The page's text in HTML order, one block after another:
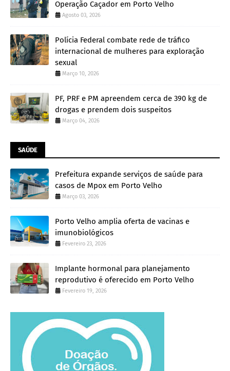
Operação Caçador em Porto Velho
Agosto 03, 2026
Polícia Federal combate rede de tráfico
internacional de mulheres para exploração
sexual
Março 10, 2026
PF, PRF e PM apreendem cerca de 390 kg de
drogas e prendem dois suspeitos
Março 04, 2026
SAÚDE
Prefeitura expande serviços de saúde para
casos de Mpox em Porto Velho
Março 03, 2026
Porto Velho amplia oferta de vacinas e
imunobiológicos
Fevereiro 23, 2026
Implante hormonal para planejamento
reprodutivo é oferecido em Porto Velho
Fevereiro 19, 2026